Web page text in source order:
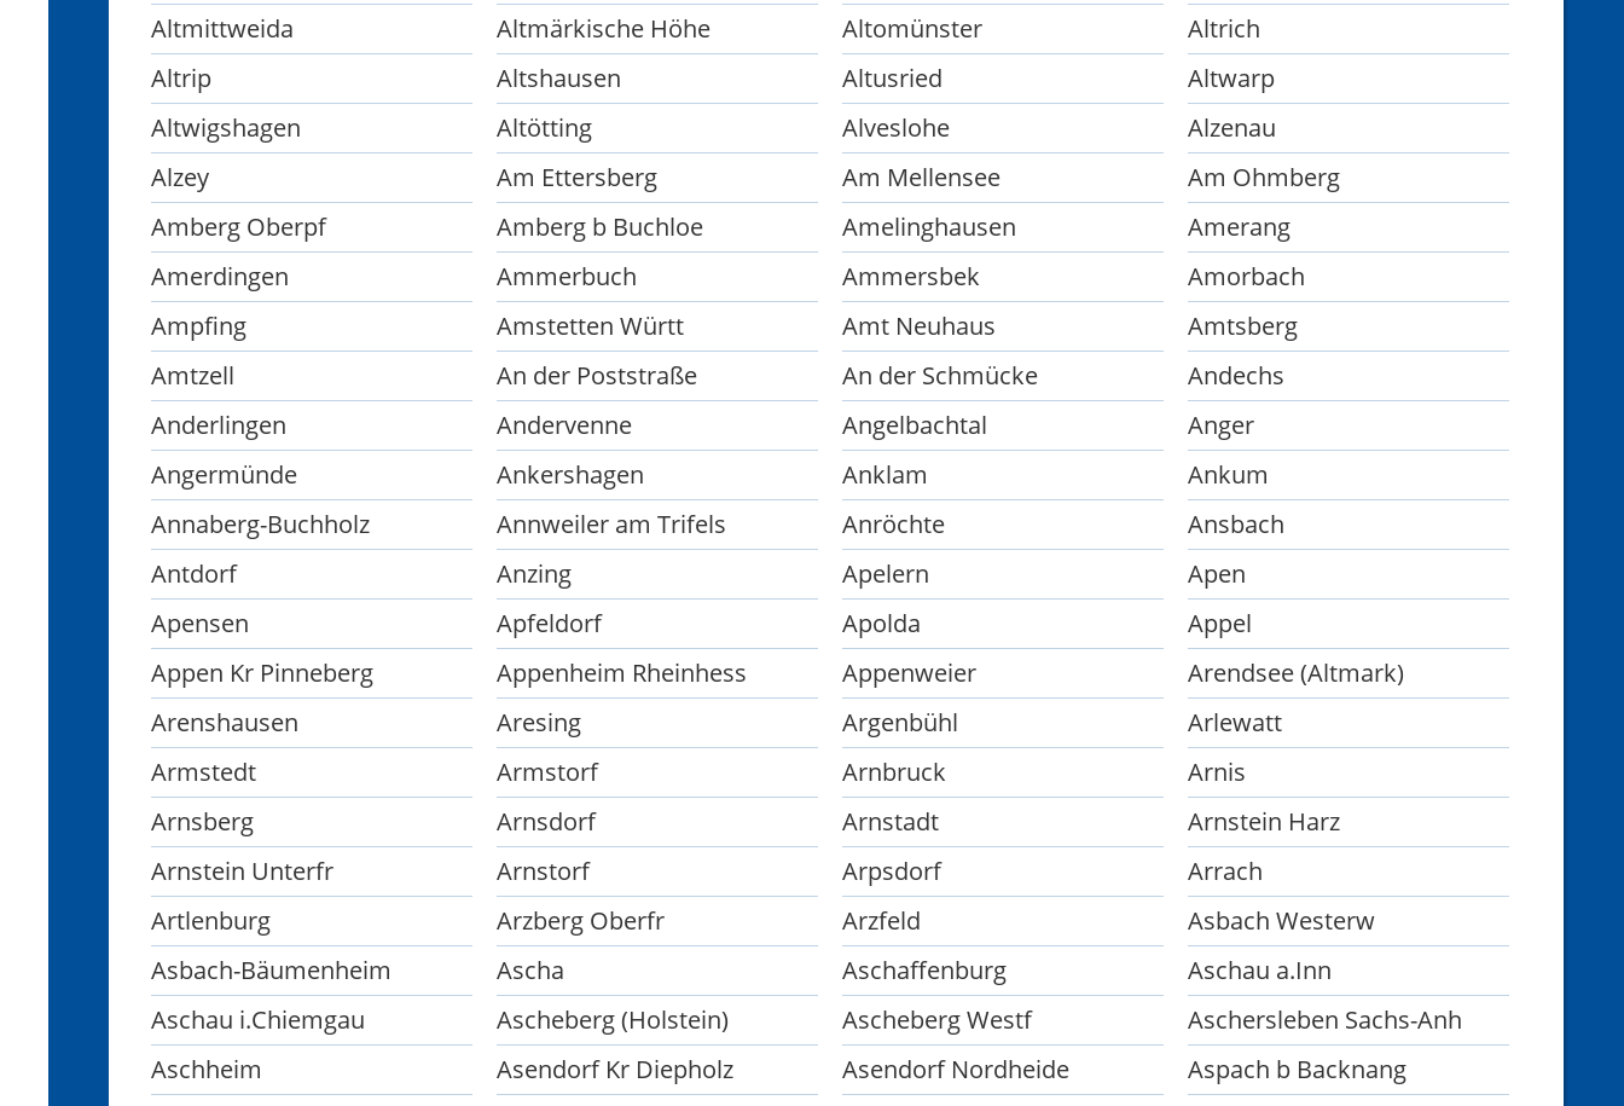
Altmittweida
Altmärkische Höhe Altomünster
Altrich
Altrip
Altshausen Altusried
Altwarp
Altwigshagen
Altötting Alveslohe
Alzenau
Alzey
Am Ettersberg Am Mellensee
Am Ohmberg
Amberg Oberpf
Amberg b Buchloe Amelinghausen
Amerang
Amerdingen
Ammerbuch Ammersbek
Amorbach
Ampfing
Amstetten Württ Amt Neuhaus
Amtsberg
Amtzell
An der Poststraße An der Schmücke
Andechs
Anderlingen
Andervenne Angelbachtal
Anger
Angermünde
Ankershagen Anklam
Ankum
Annaberg-Buchholz
Annweiler am Trifels Anröchte
Ansbach
Antdorf
Anzing Apelern
Apen
Apensen
Apfeldorf Apolda
Appel
Appen Kr Pinneberg
Appenheim Rheinhess Appenweier
Arendsee (Altmark)
Arenshausen
Aresing Argenbühl
Arlewatt
Armstedt
Armstorf Arnbruck
Arnis
Arnsberg
Arnsdorf Arnstadt
Arnstein Harz
Arnstein Unterfr
Arnstorf Arpsdorf
Arrach
Artlenburg
Arzberg Oberfr Arzfeld
Asbach Westerw
Asbach-Bäumenheim
Ascha Aschaffenburg
Aschau a.Inn
Aschau i.Chiemgau
Ascheberg (Holstein) Ascheberg Westf
Aschersleben Sachs-Anh
Aschheim
Asendorf Kr Diepholz Asendorf Nordheide
Aspach b Backnang